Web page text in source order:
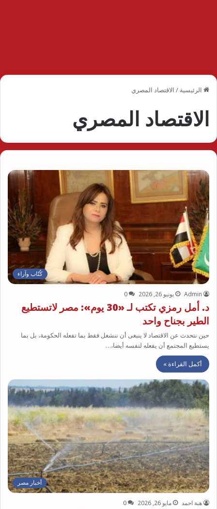
الرئيسية / الاقتصاد المصري
الاقتصاد المصري
كُتّاب وآراء
Admin يونيو 26, 2026 0
د. أمل رمزي تكتب لـ «30 يوم»: مصر لاتستطيع
الطير بجناح واحد
حين نتحدث عن الاقتصاد لا ينبغى أن ننشغل فقط بما تفعله الحكومة، بل بما
يستطيع المجتمع أن يفعله لنفسه أيضا،…
أكمل القراءة »
أخبار مصر
هبة احمد مايو 26, 2026 0